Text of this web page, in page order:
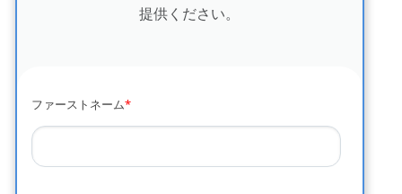
提供ください。
ファーストネーム*